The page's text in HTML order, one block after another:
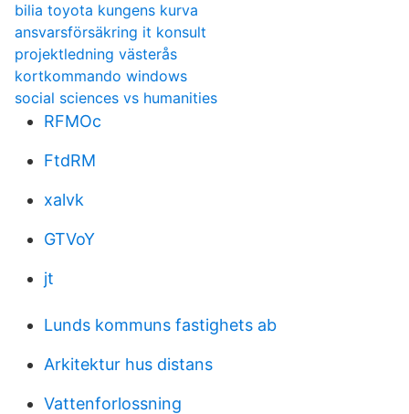
bilia toyota kungens kurva
ansvarsförsäkring it konsult
projektledning västerås
kortkommando windows
social sciences vs humanities
RFMOc
FtdRM
xalvk
GTVoY
jt
Lunds kommuns fastighets ab
Arkitektur hus distans
Vattenforlossning